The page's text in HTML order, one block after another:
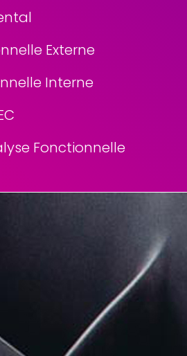
Externe
Interne
Fonctionnelle